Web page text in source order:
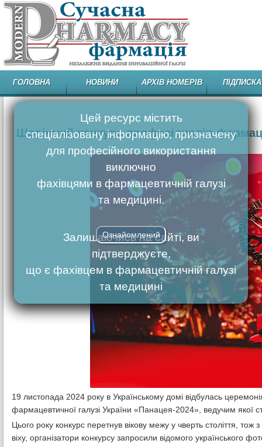
ГОЛОВНА НОВИНИ АРХІВ НОМЕРІВ ПІДПИСКА
Щорічний конкурс професіоналів
19 листопада 2024 року в Українському домі відбулась
фармацевтичної галузі України «Панацея-2024», ведучим якої
Цього року конкурс перетнув вікову межу у чверть століття, тож
віху, організатори конкурсу запросили відомого
Цей ресурс містить
спеціалізовану інформацію, призначену
для професійного використання
виключно
фахівцями в фармацевтичній галузі
та медицині.
Залишаючись на сайті, ви
підтверджуєте,
що є фахівцем в фармацевтичній галузі
та медицині
Ознайомлений